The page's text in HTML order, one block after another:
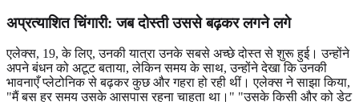
अप्रत्याशित चिंगारी: जब दोस्ती उससे बढ़कर लगने लगे
एलेक्स, 19, के लिए, उनकी यात्रा उनके सबसे अच्छे दोस्त से शुरू हुई। उन्होंने
अपने बंधन को अटूट बताया, लेकिन समय के साथ, उन्होंने देखा कि उनकी
भावनाएँ प्लेटोनिक से बढ़कर कुछ और गहरा हो रही थीं। एलेक्स ने साझा किया,
"मैं बस हर समय उसके आसपास रहना चाहता था।" "उसके किसी और को डेट